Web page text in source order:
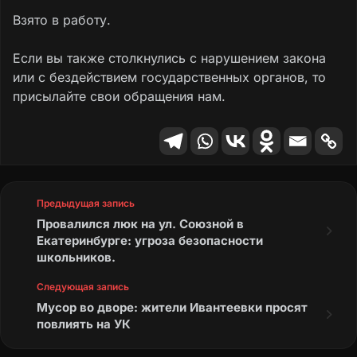
Взято в работу.
Если вы также столкнулись с нарушением закона
или с бездействием государственных органов, то
присылайте свои обращения нам.
Предыдущая запись
Провалился люк на ул. Союзной в
Екатеринбурге: угроза безопасности
школьников.
Следующая запись
Мусор во дворе: жители Ивантеевки просят
повлиять на УК